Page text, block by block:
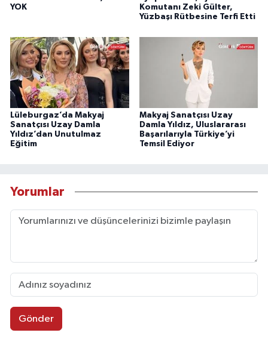
YOK
Komutanı Zeki Gülter,
Yüzbaşı Rütbesine Terfi Etti
Lüleburgaz’da Makyaj
Sanatçısı Uzay Damla
Yıldız’dan Unutulmaz
Eğitim
Makyaj Sanatçısı Uzay
Damla Yıldız, Uluslararası
Başarılarıyla Türkiye’yi
Temsil Ediyor
Yorumlar
Gönder